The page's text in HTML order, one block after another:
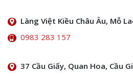
Làng Việt Kiều Châu Âu, Mỗ
0983 283 157
37 Cầu Giấy, Quan Hoa, Cầu